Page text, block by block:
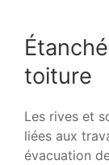
toiture
Les rives et
liées aux
évacuation